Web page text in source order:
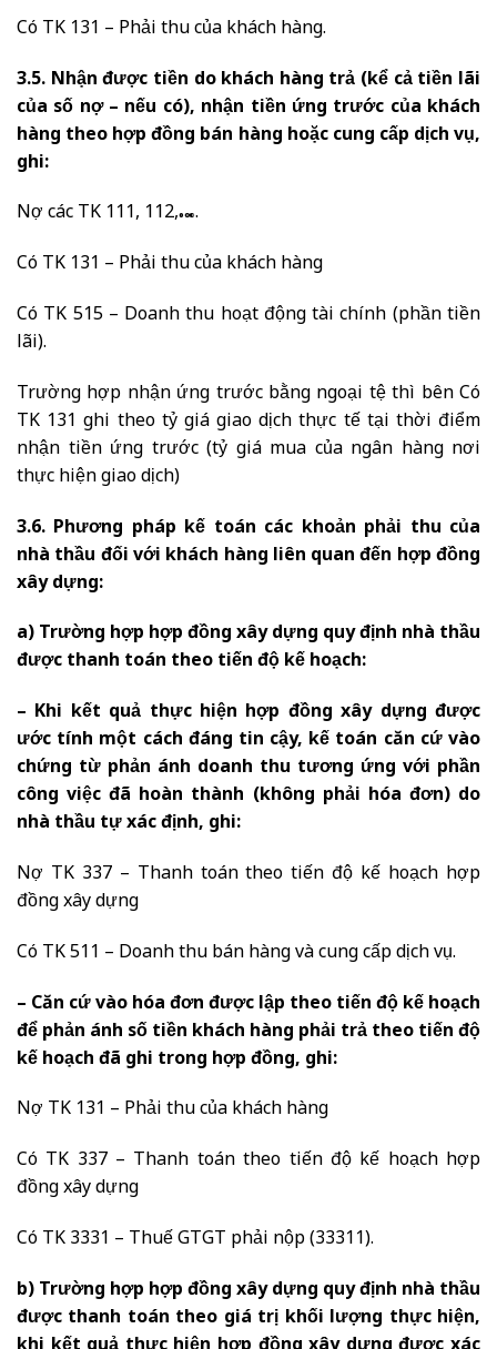
Có TK 131 – Phải thu của khách hàng.
3.5. Nhận được tiền do khách hàng trả (kể cả tiền lãi
của số nợ – nếu có), nhận tiền ứng trước của khách
hàng theo hợp đồng bán hàng hoặc cung cấp dịch vụ,
ghi:
Nợ các TK 111, 112,….
Có TK 131 – Phải thu của khách hàng
Có TK 515 – Doanh thu hoạt động tài chính (phần tiền
lãi).
Trường hợp nhận ứng trước bằng ngoại tệ thì bên Có
TK 131 ghi theo tỷ giá giao dịch thực tế tại thời điểm
nhận tiền ứng trước (tỷ giá mua của ngân hàng nơi
thực hiện giao dịch)
3.6. Phương pháp kế toán các khoản phải thu của
nhà thầu đối với khách hàng liên quan đến hợp đồng
xây dựng:
a) Trường hợp hợp đồng xây dựng quy định nhà thầu
được thanh toán theo tiến độ kế hoạch:
– Khi kết quả thực hiện hợp đồng xây dựng được
ước tính một cách đáng tin cậy, kế toán căn cứ vào
chứng từ phản ánh doanh thu tương ứng với phần
công việc đã hoàn thành (không phải hóa đơn) do
nhà thầu tự xác định, ghi:
Nợ TK 337 – Thanh toán theo tiến độ kế hoạch hợp
đồng xây dựng
Có TK 511 – Doanh thu bán hàng và cung cấp dịch vụ.
– Căn cứ vào hóa đơn được lập theo tiến độ kế hoạch
để phản ánh số tiền khách hàng phải trả theo tiến độ
kế hoạch đã ghi trong hợp đồng, ghi:
Nợ TK 131 – Phải thu của khách hàng
Có TK 337 – Thanh toán theo tiến độ kế hoạch hợp
đồng xây dựng
Có TK 3331 – Thuế GTGT phải nộp (33311).
b) Trường hợp hợp đồng xây dựng quy định nhà thầu
được thanh toán theo giá trị khối lượng thực hiện,